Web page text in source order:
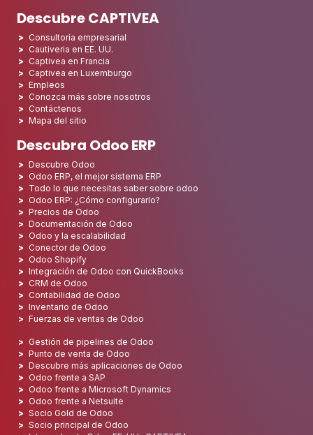
Descubre CAPTIVEA
Consultoría empresarial
Cautiveria en EE. UU.
Captivea en Francia
Captivea en Luxemburgo
Empleos
Conozca más sobre nosotros
Contáctenos
Mapa del sitio
Descubra Odoo ERP
Descubre Odoo
Odoo ERP, el mejor sistema ERP
Todo lo que necesitas saber sobre odoo
Odoo ERP: ¿Cómo configurarlo?
Precios de Odoo
Documentación de Odoo
Odoo y la escalabilidad
Conector de Odoo
Odoo Shopify
Integración de Odoo con QuickBooks
CRM de Odoo
Contabilidad de Odoo
Inventario de Odoo
Fuerzas de ventas de Odoo
Gestión de pipelines de Odoo
Punto de venta de Odoo
Descubre más aplicaciones de Odoo
Odoo frente a SAP
Odoo frente a Microsoft Dynamics
Odoo frente a Netsuite
Socio Gold de Odoo
Socio principal de Odoo